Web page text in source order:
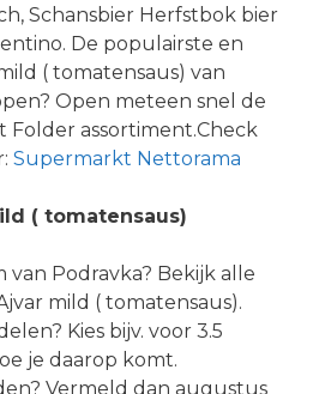
Schansbier Herfstbok bier
De populairste en
( tomatensaus) van
Open meteen snel de
Folder assortiment.Check
Supermarkt Nettorama
( tomatensaus)
van Podravka? Bekijk alle
mild ( tomatensaus).
Kies bijv. voor 3.5
je daarop komt.
Vermeld dan augustus